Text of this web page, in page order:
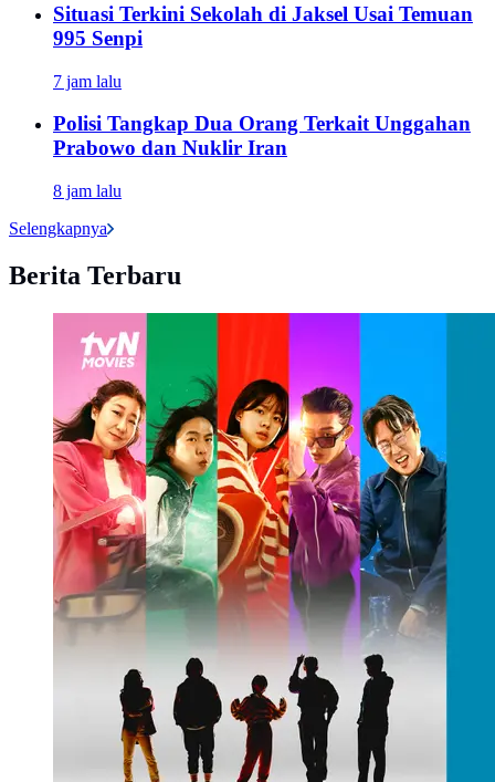
Situasi Terkini Sekolah di Jaksel Usai Temuan
995 Senpi
7 jam lalu
Polisi Tangkap Dua Orang Terkait Unggahan
Prabowo dan Nuklir Iran
8 jam lalu
Selengkapnya
Berita Terbaru